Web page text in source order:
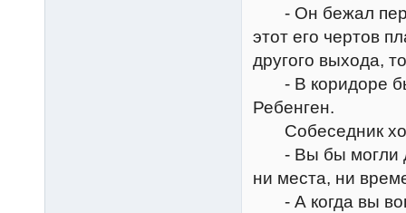
- Он бежал
этот его чертов
другого выхода,
- В коридоре
Ребенген.
Собеседник
- Вы бы могли
ни места, ни
- А когда вы